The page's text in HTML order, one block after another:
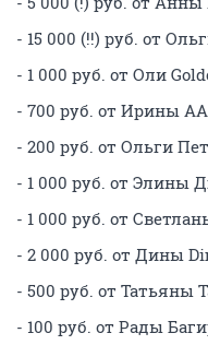
- 15 000 (!!) руб. от
- 1 000 руб. от Оли
- 700 руб. от Ирины
- 200 руб. от Ольги
- 1 000 руб. от Элины
- 1 000 руб. от
- 2 000 руб. от Дины
- 500 руб. от Татьяны
- 100 руб. от Рады